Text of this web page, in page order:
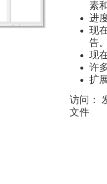
素
进
现
告
现
许
扩
访问：
文件